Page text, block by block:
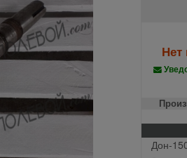
Нет
Дон-